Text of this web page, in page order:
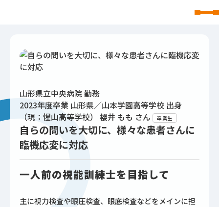
山形県立中央病院 勤務
2023年度卒業 山形県／山本学園高等学校 出身
（現：惺山高等学校） 櫻井 もも さん 卒業生
自らの問いを大切に、様々な患者さんに
臨機応変に対応
一人前の視能訓練士を目指して
主に視力検査や眼圧検査、眼底検査などをメインに担